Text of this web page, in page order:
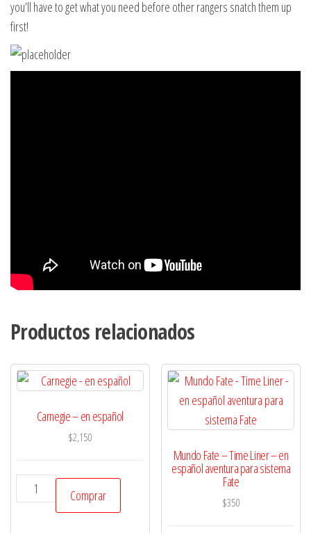
you’ll have to get what you need before other rangers snatch them up
first!
Productos relacionados
Carnegie – en español
$2,150
Carnegie
-
Comprar
Mundo Fate – Time Liner – en
español aventura para sistema
Fate
$350